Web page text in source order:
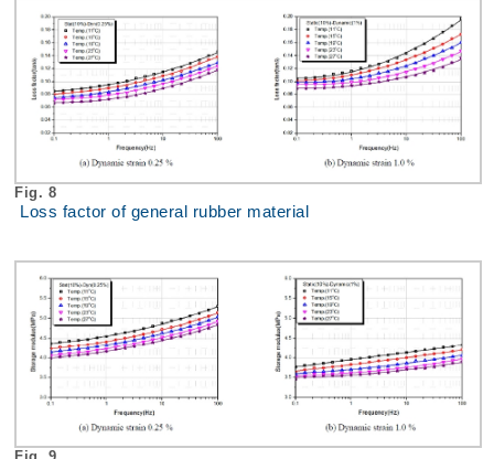
Fig. 8
Loss factor of general rubber material
Fig. 9